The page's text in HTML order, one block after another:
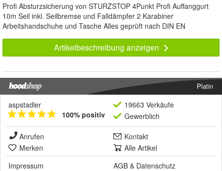
Profi Absturzsicherung von STURZSTOP 4Punkt Profi Auffanggurt
10m Seil inkl. Seilbremse und Falldämpfer 2 Karabiner
Arbeitshandschuhe und Tasche Alles geprüft nach DIN EN
Artikelbeschreibung anzeigen
Platin
aspstadler
100% positiv
19663 Verkäufe
Gewerblich
Anrufen
Kontakt
Merken
Alle Artikel
Impressum
AGB & Datenschutz